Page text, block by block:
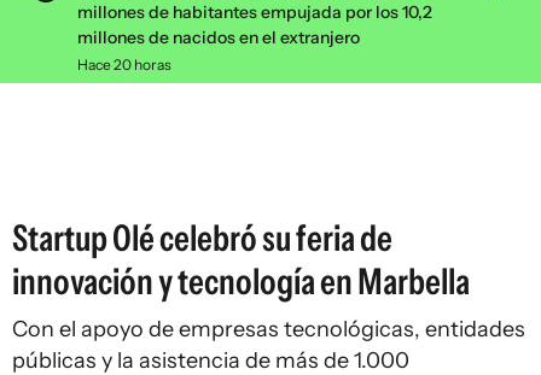
ESPAÑA
ESTADOS UNIDOS
millones de habitantes empujada por los 10,2
millones de nacidos en el extranjero
Hace 20 horas
Startup Olé celebró su feria de
innovación y tecnología en Marbella
Con el apoyo de empresas tecnológicas, entidades
públicas y la asistencia de más de 1.000